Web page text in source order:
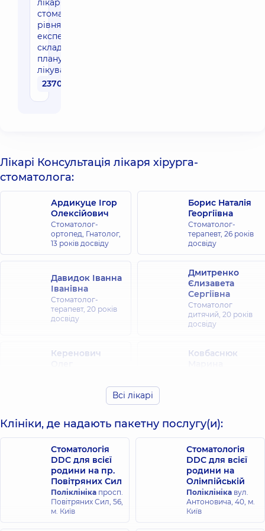
лікаря-
стоматолога
рівня
експерт зі
складанням
плану
лікування
2370 грн
Лікарі Консультація лікаря хірурга-
стоматолога:
Ардикуце Ігор
Олексійович
Стоматолог-
ортопед, Гнатолог,
13 років досвіду
Борис Наталія
Георгіївна
Стоматолог-
терапевт, 26 років
досвіду
Давидок Іванна
Іванівна
Стоматолог-
терапевт, 20 років
досвіду
Дмитренко
Єлизавета
Сергіївна
Стоматолог
дитячий, 20 років
досвіду
Керенович
15
Ковбаснюк
Корж Віта
Іванівна
Стоматолог-
пародонтолог,14
років досвіду
(Місюра)
Вероніка
Василівна
Стоматолог-
ортодонт,13 років
досвіду
Всі лікарі
Клініки, де надають пакетну послугу(и):
Стоматологія
DDC для всієї
родини на пр.
Повітряних Сил
Поліклініка просп.
Повітряних Сил, 56,
м. Київ
Стоматологія
DDC для всієї
родини на
Олімпійській
Поліклініка вул.
Антоновича, 40, м.
Київ